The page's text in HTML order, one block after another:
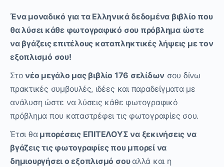
Ένα μοναδικό για τα Ελληνικά δεδομένα βιβλίο που
θα λύσει κάθε φωτογραφικό σου πρόβλημα ώστε
να βγάζεις επιτέλους καταπληκτικές λήψεις με τον
εξοπλισμό σου!
Στο νέο μεγάλο μας βιβλίο 176 σελίδων σου δίνω
πρακτικές συμβουλές, ιδέες και παραδείγματα με
ανάλυση ώστε να λύσεις κάθε φωτογραφικό
πρόβλημα που καταστρέφει τις φωτογραφίες σου.
Έτσι θαμπορέσεις ΕΠΙΤΕΛΟΥΣ να ξεκινήσεις να
βγάζεις τις φωτογραφίες που μπορεί να
δημιουργήσει ο εξοπλισμό σουαλλά και η